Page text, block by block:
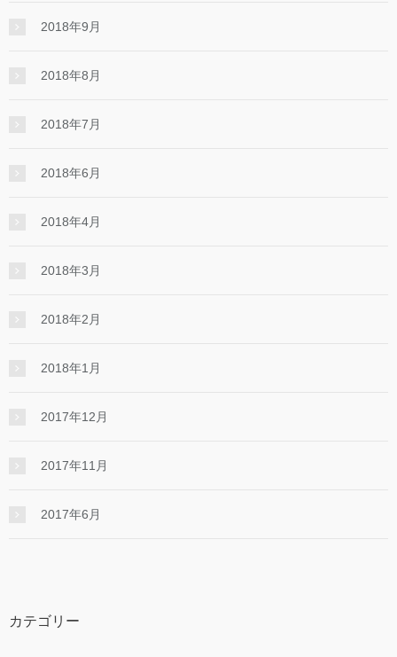
2018年9月
2018年8月
2018年7月
2018年6月
2018年4月
2018年3月
2018年2月
2018年1月
2017年12月
2017年11月
2017年6月
カテゴリー